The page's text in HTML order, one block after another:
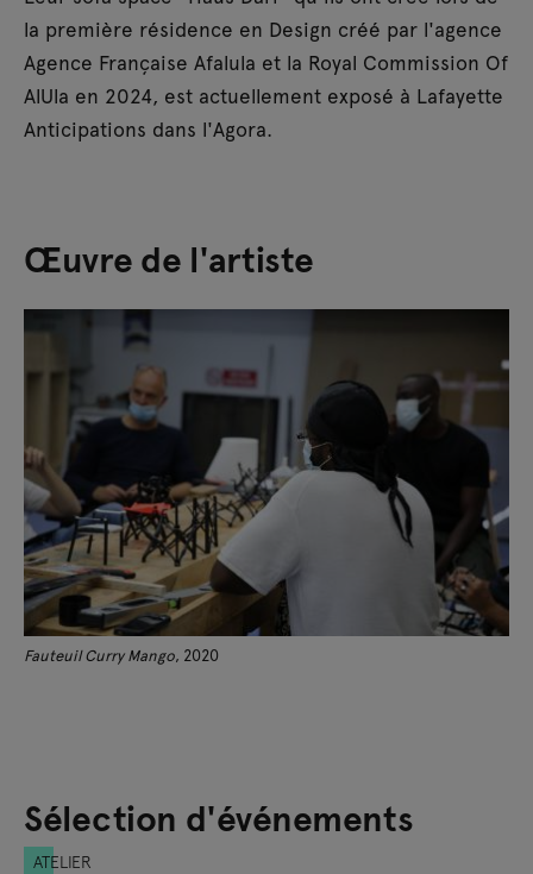
la première résidence en Design créé par l'agence
Agence Française Afalula et la Royal Commission Of
AlUla en 2024, est actuellement exposé à Lafayette
Anticipations dans l'Agora.
Œuvre de l'artiste
Fauteuil Curry Mango, 2020
Sélection d'événements
ATELIER